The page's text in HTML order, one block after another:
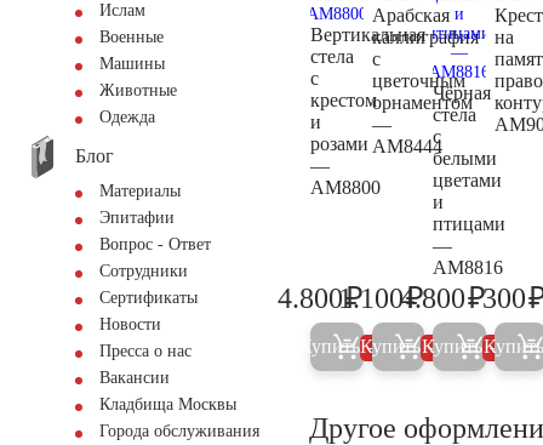
Ислам
Военные
Машины
Животные
Одежда
Блог
Материалы
Эпитафии
Вопрос - Ответ
Сотрудники
Сертификаты
Новости
Пресса о нас
Вакансии
Кладбища Москвы
Города обслуживания
Вертикальная
стела
с
крестом
и
розами
—
AM8800
5.000
4.800₽
Купить 5%
Арабская
каллиграфия
с
цветочным
орнаментом
—
AM8444
1.200
1.100₽
Купить 5%
Чёрная
стела
с
белыми
цветами
и
птицами
—
AM8816
5.000
4.800₽
Купить 5%
Крест
на
300
Купить
Другое